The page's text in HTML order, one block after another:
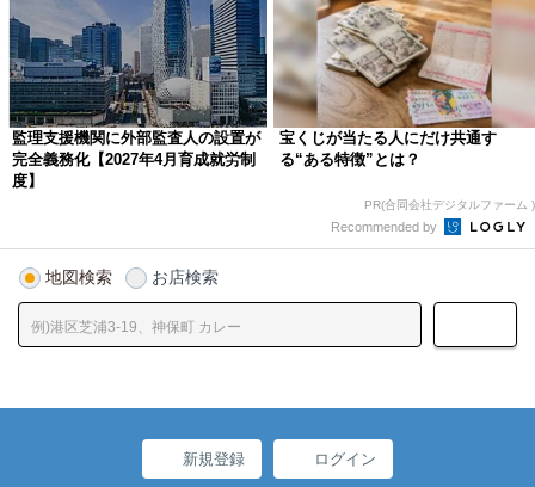
監理支援機関に外部監査人の設置が
完全義務化【2027年4月育成就労制
度】
宝くじが当たる人にだけ共通す
る“ある特徴”とは？
PR(合同会社デジタルファーム )
Recommended by
地図検索 お店検索
新規登録 ログイン